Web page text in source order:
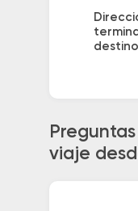
destino
viaje